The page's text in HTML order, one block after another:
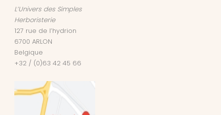
L’Univers des Simples
Herboristerie
127 rue de l’hydrion
6700 ARLON
Belgique
+32 / (0)63 42 45 66